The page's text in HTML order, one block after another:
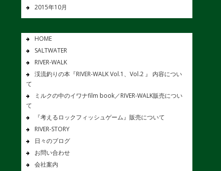
2015年10月
HOME
SALTWATER
RIVER-WALK
渓流釣りの本『RIVER-WALK Vol.1、Vol.2 』 内容につい
て
ミルクの中のイワナfilm book／RIVER-WALK販売につい
て
『考えるロックフィッシュゲーム』販売について
RIVER-STORY
日々のブログ
お問い合わせ
会社案内